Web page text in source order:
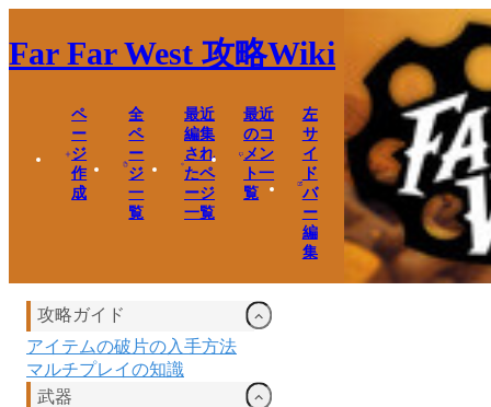
Far Far West 攻略Wiki
ペ
ー
ジ
作
成
全
ペ
ー
ジ
一
覧
最近
編集
され
たペ
ージ
一覧
最近
のコ
メン
ト一
覧
左
サ
イ
ド
バ
ー
編
集
攻略ガイド
アイテムの破片の入手方法
マルチプレイの知識
武器